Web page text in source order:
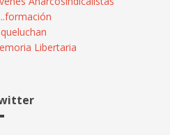
Libertaria